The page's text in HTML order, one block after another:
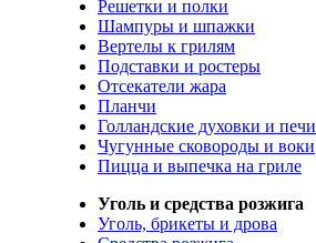
Решетки и полки
Шампуры и шпажки
Вертелы к грилям
Подставки и ростеры
Отсекатели жара
Планчи
Голландские духовки и печи
Чугунные сковороды и воки
Пицца и выпечка на гриле
Уголь и средства розжига
Уголь, брикеты и дрова